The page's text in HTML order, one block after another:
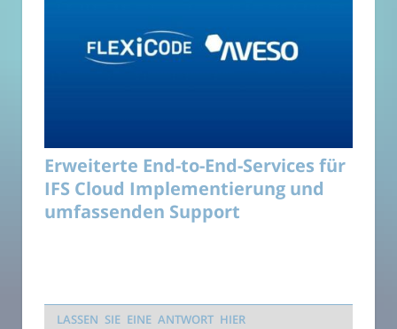
Erweiterte End-to-End-Services für
IFS Cloud Implementierung und
umfassenden Support
LASSEN SIE EINE ANTWORT HIER